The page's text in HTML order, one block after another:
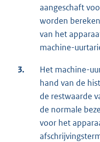
aangeschaft
worden
van het
machine-
3.
Het machine-
hand van de
de restwaarde
de normale
voor het